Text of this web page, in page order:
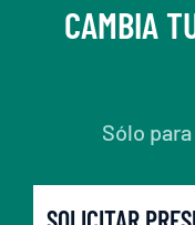
CAMBIA
Sólo